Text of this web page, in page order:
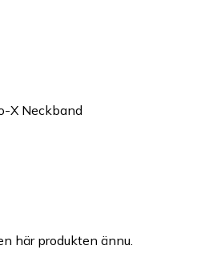
X Neckband
här produkten ännu.